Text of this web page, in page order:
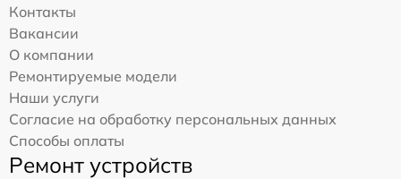
Контакты
Вакансии
О компании
Ремонтируемые модели
Наши услуги
Согласие на обработку персональных данных
Способы оплаты
Ремонт устройств